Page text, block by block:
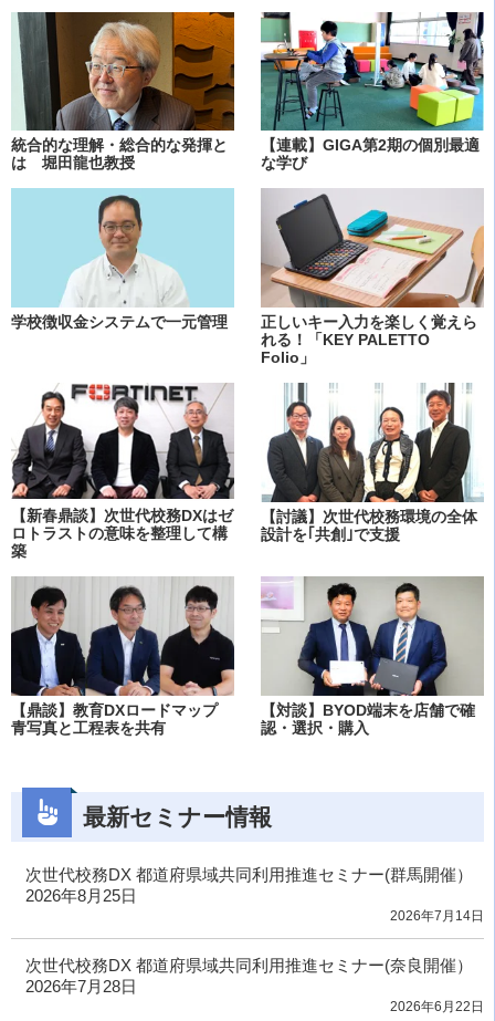
統合的な理解・総合的な発揮と
は 堀田龍也教授
【連載】GIGA第2期の個別最適
な学び
学校徴収金システムで一元管理
正しいキー入力を楽しく覚えら
れる！「KEY PALETTO
Folio」
【新春鼎談】次世代校務DXはゼ
ロトラストの意味を整理して構
築
【討議】次世代校務環境の全体
設計を｢共創｣で支援
【鼎談】教育DXロードマップ
青写真と工程表を共有
【対談】BYOD端末を店舗で確
認・選択・購入
最新セミナー情報
次世代校務DX 都道府県域共同利用推進セミナー(群馬開催）
2026年8月25日
2026年7月14日
次世代校務DX 都道府県域共同利用推進セミナー(奈良開催）
2026年7月28日
2026年6月22日